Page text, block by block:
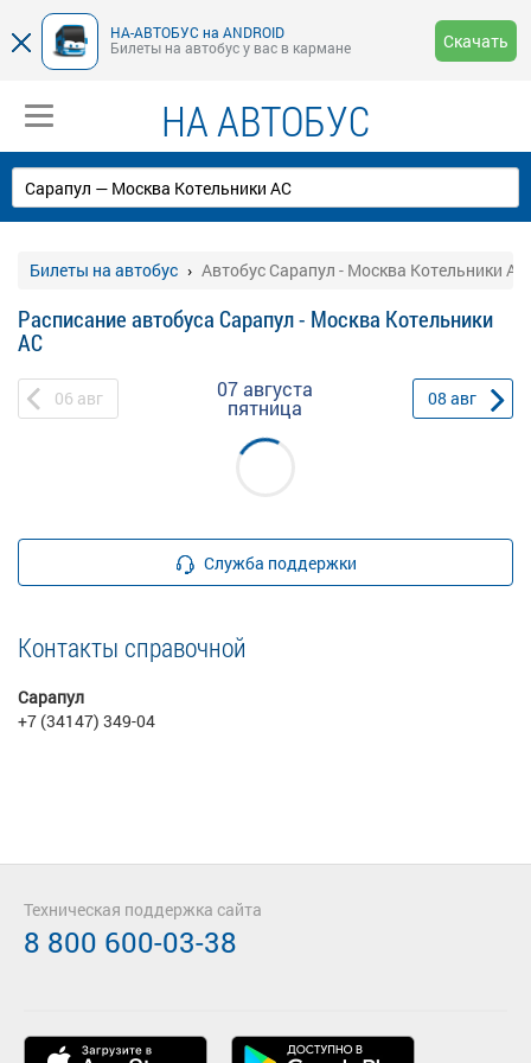
НА-АВТОБУС на ANDROID
Билеты на автобус у вас в кармане
Скачать
НА АВТОБУС
Билеты на автобус Автобус Сарапул - Москва Котельники АС
Расписание автобуса Сарапул - Москва Котельники
АС
06 авг 07 августа
пятница 08 авг
Служба поддержки
Контакты справочной
Сарапул
+7 (34147) 349-04
Техническая поддержка сайта
8 800 600-03-38